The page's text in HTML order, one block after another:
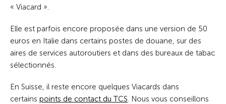
« Viacard ».
Elle est parfois encore proposée dans une version de 50
euros en Italie dans certains postes de douane, sur des
aires de services autoroutiers et dans des bureaux de tabac
sélectionnés.
En Suisse, il reste encore quelques Viacards dans
certains points de contact du TCS. Nous vous conseillons